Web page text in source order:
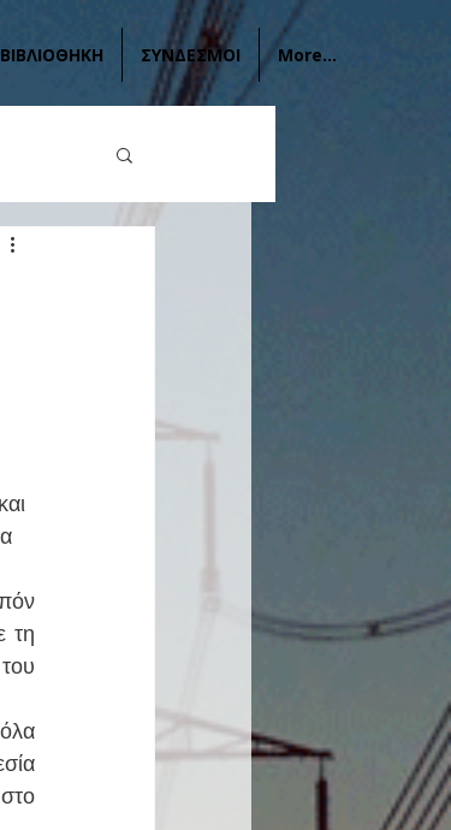
ΒΙΒΛΙΟΘΗΚΗ ΣΥΝΔΕΣΜΟΙ More...
τη